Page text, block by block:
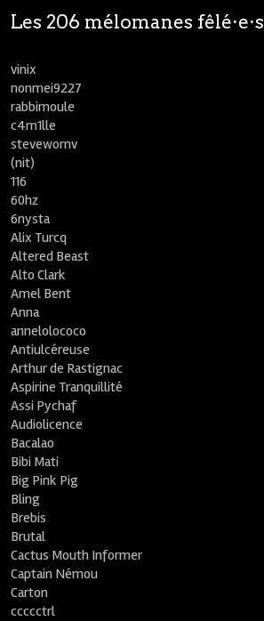
Les 206 mélomanes fêlé⋅e⋅s
vinix
nonmei9227
rabbimoule
c4m1lle
stevewornv
(nit)
116
60hz
6nysta
Alix Turcq
Altered Beast
Alto Clark
Amel Bent
Anna
annelolococo
Antiulcéreuse
Arthur de Rastignac
Aspirine Tranquillité
Assi Pychaf
Audiolicence
Bacalao
Bibi Mati
Big Pink Pig
Bling
Brebis
Brutal
Cactus Mouth Informer
Captain Némou
Carton
ccccctrl